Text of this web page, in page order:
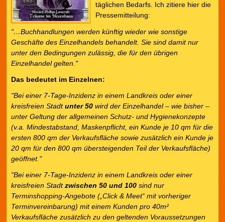
täglichen Bedarfs. Ich zitiere hier die
Pressemitteilung:
"…Buchhandlungen werden künftig wieder wie sonstige
Geschäfte des Einzelhandels behandelt. Sie sind damit nur
unter den Bedingungen zulässig, die für den übrigen
Einzelhandel gelten."
Das bedeutet im Einzelnen:
"Bei einer 7-Tage-Inzidenz in einem Landkreis oder einer
kreisfreien Stadtunter 50wird der Einzelhandel – wie bisher –
unter Geltung der allgemeinen Schutz- und Hygienekonzepte
(v.a. Mindestabstand, Maskenpflicht, ein Kunde je 10 qm für die
ersten 800 qm der Verkaufsfläche sowie zusätzlich ein Kunde je
20 qm für den 800 qm übersteigenden Teil der Verkaufsfläche)
geöffnet."
"Bei einer 7-Tage-Inzidenz in einem Landkreis oder einer
kreisfreien Stadtzwischen 50 und 100sind nur
Terminshopping-Angebote („Click & Meet“ mit vorheriger
Terminvereinbarung) mit einem Kunden pro 40m²
Verkaufsfläche zusätzlich zu den geltenden Voraussetzungen